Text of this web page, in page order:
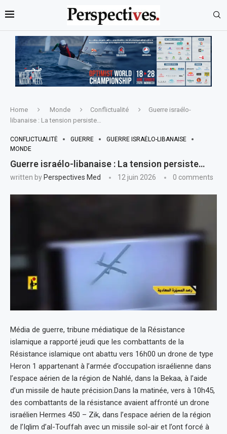
Home Monde Conflictualité
Guerre israélo-
libanaise : La tension persiste…
CONFLICTUALITÉ GUERRE
GUERRE ISRAÉLO-LIBANAISE
MONDE
Guerre israélo-libanaise : La tension persiste…
written by Perspectives Med 12 juin 2026 0 comments
Média de guerre, tribune médiatique de la Résistance
islamique a rapporté jeudi que les combattants de la
Résistance islamique ont abattu vers 16h00 un drone de type
Heron 1 appartenant à l’armée d’occupation israélienne dans
l’espace aérien de la région de Nahlé, dans la Bekaa, à l’aide
d’un missile de haute précision.Dans la matinée, vers à 10h45,
des combattants de la résistance avaient affronté un drone
israélien Hermes 450 – Zik, dans l’espace aérien de la région
de l’Iqlim d’al-Touffah avec un missile sol-air et l’ont forcé à